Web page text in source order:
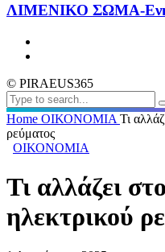
ΛΙΜΕΝΙΚΟ ΣΩΜΑ-
© PIRAEUS365
Home ΟΙΚΟΝΟΜΙΑ Τι
ρεύματος
ΟΙΚΟΝΟΜΙΑ
Τι αλλάζει
ηλεκτρικού